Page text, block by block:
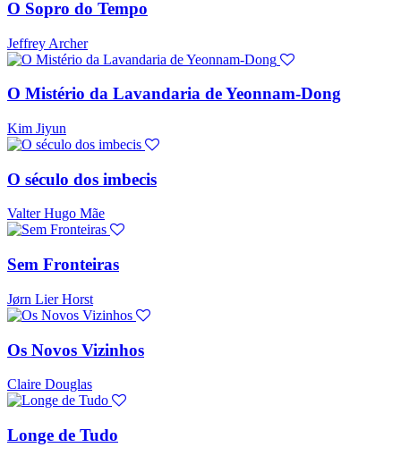
O Sopro do Tempo
Jeffrey Archer
O Mistério da Lavandaria de Yeonnam-Dong
Kim Jiyun
O século dos imbecis
Valter Hugo Mãe
Sem Fronteiras
Jørn Lier Horst
Os Novos Vizinhos
Claire Douglas
Longe de Tudo